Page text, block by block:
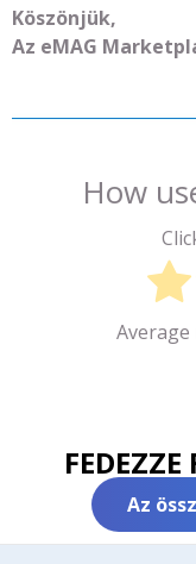
Köszönjük,
Az eMAG
How
Az